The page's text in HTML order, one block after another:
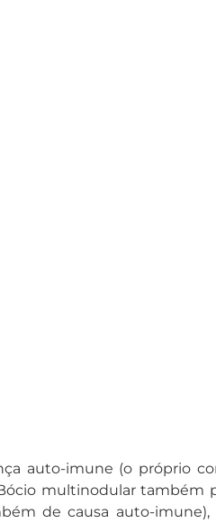
auto-imune (o próprio
multinodular também
de causa auto-